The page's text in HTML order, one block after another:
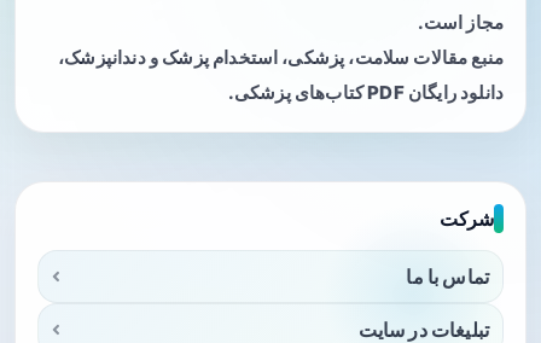
مجاز است.
منبع مقالات سلامت، پزشکی، استخدام پزشک و دندانپزشک،
دانلود رایگان PDF کتاب‌های پزشکی.
شرکت
تماس با ما
تبلیغات در سایت